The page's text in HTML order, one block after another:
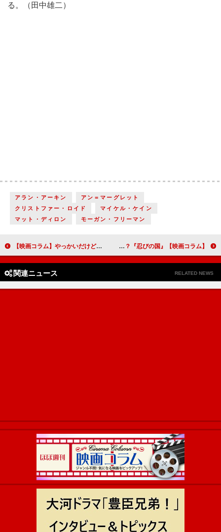
る。（田中雄二）
アラン・アーキン
アン＝マーグレット
クリストファー・ロイド
マイケル・ケイン
マット・ディロン
モーガン・フリーマン
【映画コラム】やっかいだけどいとおしい家族の姿を描いた『家族はつらいよ２』 【映画コラム】人物描写のバランスの取り方を間違えた？『忍びの国』
関連ニュース RELATED NEWS